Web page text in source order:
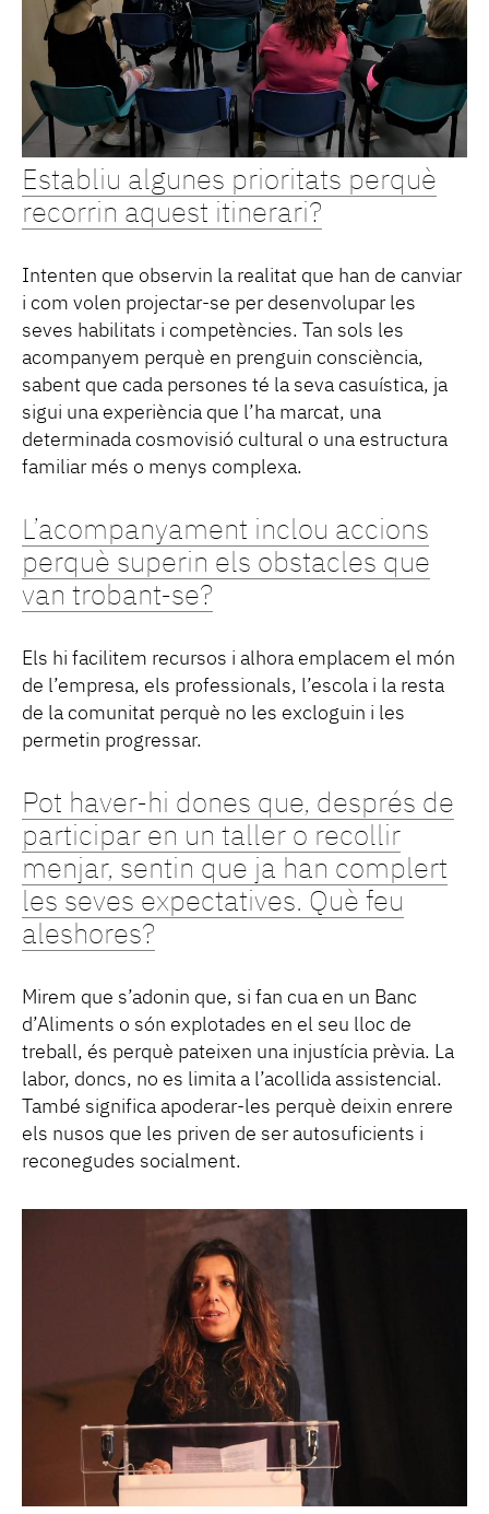
Establiu algunes prioritats perquè
recorrin aquest itinerari?
Intenten que observin la realitat que han de canviar
i com volen projectar-se per desenvolupar les
seves habilitats i competències. Tan sols les
acompanyem perquè en prenguin consciència,
sabent que cada persones té la seva casuística, ja
sigui una experiència que l’ha marcat, una
determinada cosmovisió cultural o una estructura
familiar més o menys complexa.
L’acompanyament inclou accions
perquè superin els obstacles que
van trobant-se?
Els hi facilitem recursos i alhora emplacem el món
de l’empresa, els professionals, l’escola i la resta
de la comunitat perquè no les excloguin i les
permetin progressar.
Pot haver-hi dones que, després de
participar en un taller o recollir
menjar, sentin que ja han complert
les seves expectatives. Què feu
aleshores?
Mirem que s’adonin que, si fan cua en un Banc
d’Aliments o són explotades en el seu lloc de
treball, és perquè pateixen una injustícia prèvia. La
labor, doncs, no es limita a l’acollida assistencial.
També significa apoderar-les perquè deixin enrere
els nusos que les priven de ser autosuficients i
reconegudes socialment.